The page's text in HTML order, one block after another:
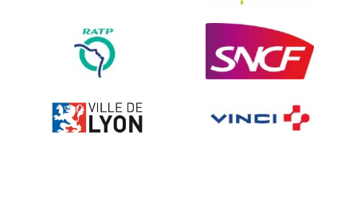
Signalisation embarquée